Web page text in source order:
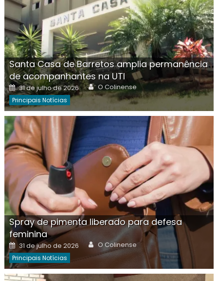
Santa Casa de Barretos amplia permanência
de acompanhantes na UTI
Posted
on
31 de julho de 2026 Author
O Colinense
Principais Notícias
Spray de pimenta liberado para defesa
feminina
Posted
on
31 de julho de 2026 Author
O Colinense
Principais Notícias